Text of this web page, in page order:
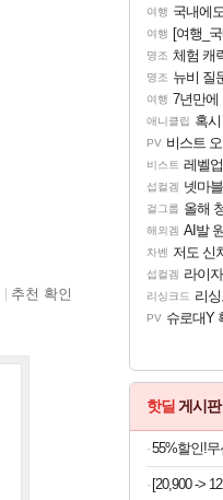
추천 확인
여행 국내에도
여행 [여행_
명조 체험 캐릭터만으로
명조 뉴비 질
여행 7년만에
애니클립 혹시
PV 비스트 오
비스트 레벨
섭컬겜 넷마블, 신
걸그룹 올해 청
해외겜 AI발 원
차벤 저도 신
섭컬겜 라이자
리싱크드 리
PV 슈로대Y
핫딜 게시판